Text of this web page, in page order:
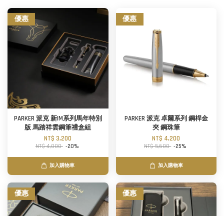
優惠
PARKER 派克 新IM系列馬年特別
版 馬踏祥雲鋼筆禮盒組
NT$ 3,200
NT$ 4,000 -20%
加入購物車
優惠
PARKER 派克 卓爾系列 鋼桿金
夾 鋼珠筆
NT$ 4,200
NT$ 5,600 -25%
加入購物車
優惠 優惠